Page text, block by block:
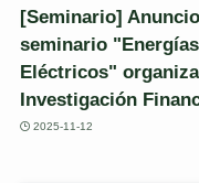
[Seminario]
seminario
Eléctricos"
Investigación
2025-11-12